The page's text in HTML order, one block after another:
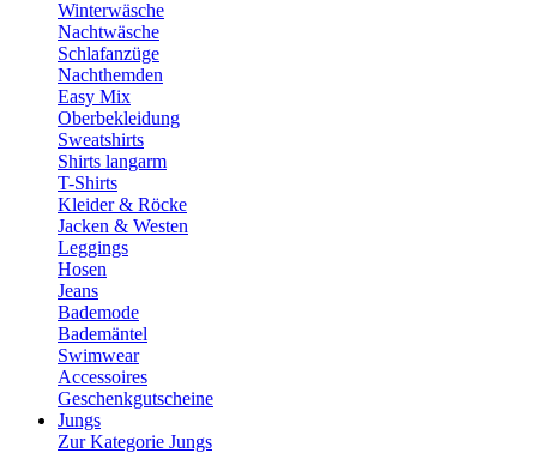
Winterwäsche
Nachtwäsche
Schlafanzüge
Nachthemden
Easy Mix
Oberbekleidung
Sweatshirts
Shirts langarm
T-Shirts
Kleider & Röcke
Jacken & Westen
Leggings
Hosen
Jeans
Bademode
Bademäntel
Swimwear
Accessoires
Geschenkgutscheine
Jungs
Zur Kategorie Jungs